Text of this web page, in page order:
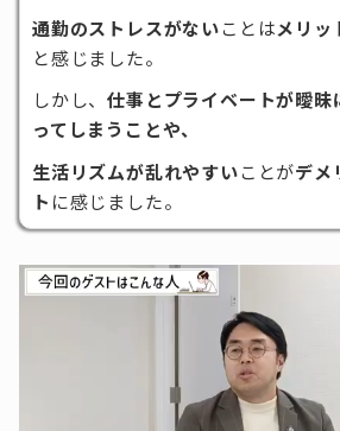
通勤のストレスがないことはメリッ
と感じました。
しかし、仕事とプライベートが曖昧
ってしまうことや、
生活リズムが乱れやすいことがデメ
ト に感じました。